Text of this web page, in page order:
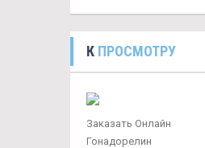
К ПРОСМОТРУ
Заказать Онлайн
Гонадорелин